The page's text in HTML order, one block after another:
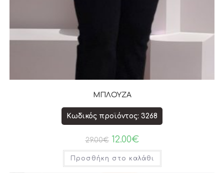
ΜΠΛΟΥΖΑ
Κωδικός προϊόντος: 3268
29.00€ 12.00€
Προσθήκη στο καλάθι